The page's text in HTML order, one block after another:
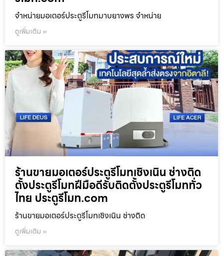
จำหน่ายมอเตอร์ประตูรีโมทมาบยางพร จำหน่าย
ดูเพิ่มเติม »
ร้านขายมอเตอร์ประตูรีโมทเชิงเนิน ช่างติด
ตั้งประตูรีโมทฝีมือดีรับติดตั้งประตูรีโมททั่ว
ไทย ประตูรีโมท.com
ร้านขายมอเตอร์ประตูรีโมทเชิงเนิน ช่างติด
ดูเพิ่มเติม »